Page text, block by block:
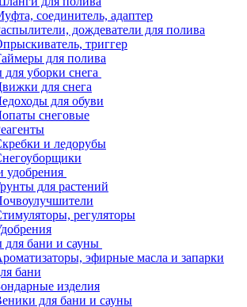
соединитель, адаптер
дождеватели для полива
триггер
для полива
для уборки снега
для снега
для обуви
снеговые
и ледорубы
удобрения
для растений
регуляторы
для бани и сауны
эфирные масла и запарки
бани
изделия
для бани и сауны